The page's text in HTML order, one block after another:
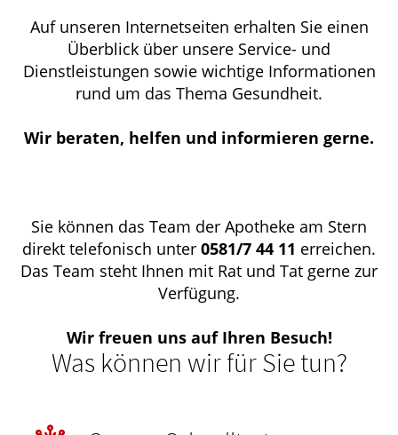
Auf unseren Internetseiten erhalten Sie einen
Überblick über unsere Service- und
Dienstleistungen sowie wichtige Informationen
rund um das Thema Gesundheit.
Wir beraten, helfen und informieren gerne.
Sie können das Team der Apotheke am Stern
direkt telefonisch unter 0581/7 44 11 erreichen.
Das Team steht Ihnen mit Rat und Tat gerne zur
Verfügung.
Wir freuen uns auf Ihren Besuch!
Was können wir für Sie tun?